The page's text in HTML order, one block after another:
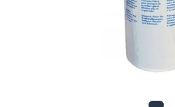
Rezervoare stationare
supraterane din plastic